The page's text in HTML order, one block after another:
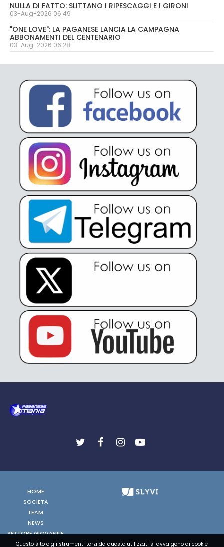
NULLA DI FATTO: SLITTANO I RIPESCAGGI E I GIRONI
03-Aug-2026 06:49
"ONE LOVE": LA PAGANESE LANCIA LA CAMPAGNA
ABBONAMENTI DEL CENTENARIO
03-Aug-2026 06:28
HOME
SOCIETA
TEAM
NEWS
SETTORE GIOVANILE
FOTO
Questo sito o gli strumenti terzi da questo utilizzati si avvalgono di cookie